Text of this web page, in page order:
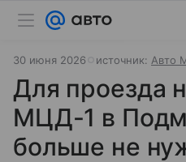
30 июня 2026 источник: Авто
Для проезда
МЦД-1 в
больше не